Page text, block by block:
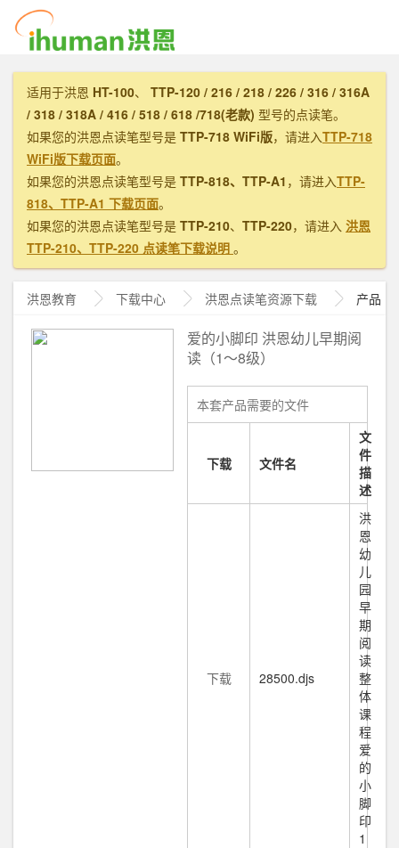
适用于洪恩 HT-100、 TTP-120 / 216 / 218 / 226 / 316 / 316A
/ 318 / 318A / 416 / 518 / 618 /718(老款) 型号的点读笔。
如果您的洪恩点读笔型号是 TTP-718 WiFi版，请进入TTP-718
WiFi版下载页面。
如果您的洪恩点读笔型号是 TTP-818、TTP-A1 ，请进入TTP-
818、TTP-A1 下载页面。
如果您的洪恩点读笔型号是 TTP-210、 TTP-220，请进入 洪恩
TTP-210、TTP-220 点读笔下载说明 。
洪恩教育 下载中心 洪恩点读笔资源下载 产品
爱的小脚印 洪恩幼儿早期阅
读（1～8级）
本套产品需要的文件
下载 文件名
文
件
描
述
下载 28500.djs
洪
恩
幼
儿
园
早
期
阅
读
整
体
课
程
爱
的
小
脚
印
1